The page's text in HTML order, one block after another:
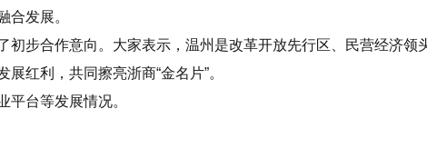
合发展。
步合作意向。大家表示，温州是改革开放先行区、民营经济领
红利，共同擦亮浙商“金名片”。
台等发展情况。